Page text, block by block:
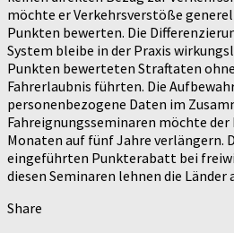
möchte er Verkehrsverstöße
Punkten bewerten. Die
System bleibe in der Praxis
Punkten bewerteten Straftaten
Fahrerlaubnis führten. Die
personenbezogene Daten im
Fahreignungsseminaren möchte der
Monaten auf fünf Jahre verlängern.
eingeführten Punkterabatt bei
diesen Seminaren lehnen die Länder
Share